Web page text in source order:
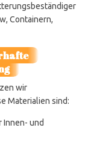
Containern,
wir
Materialien sind:
Innen- und